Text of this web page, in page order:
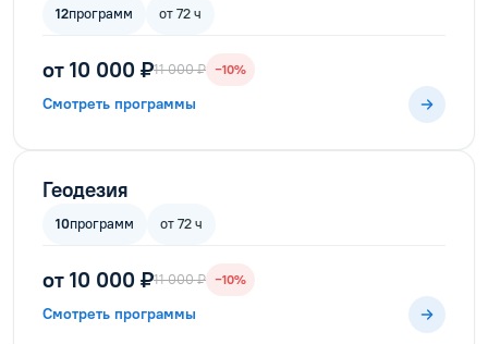
12программ от 72 ч
от 10 000 ₽11 000 ₽ −10%
Смотреть программы
Геодезия
10программ от 72 ч
от 10 000 ₽11 000 ₽ −10%
Смотреть программы